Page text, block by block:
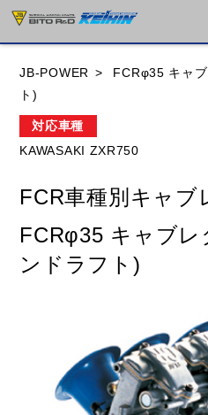
HONDA YAMAHA
KAWASAKI BMW
HUSQVANA KTM
TRIUMPH
閉じ
JB-POWER
FCRφ35 キャ
ト)
対応車種
KAWASAKI ZXR750
FCR車種別キャブ
FCRφ35 キャブレ
ンドラフト)